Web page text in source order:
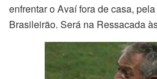
enfrentar o Avaí fora de casa,
Brasileirão. Será na Ressacada